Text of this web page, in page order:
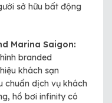
sở hữu bất động
Marina Saigon:
branded
khách sạn
chuẩn dịch vụ khách
hồ bơi infinity có